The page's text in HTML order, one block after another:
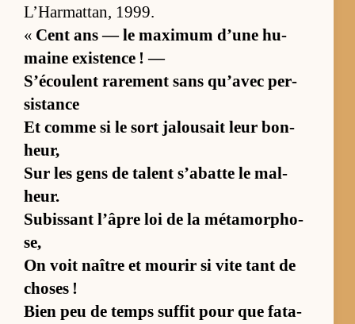
L’­Har­mat­tan, 1999.
« Cent ans — le maxi­mum d’une hu­
maine exis­tence ! —
S’écoulent ra­re­ment sans qu’avec per­
sis­tance
Et comme si le sort ja­lou­sait leur bon­
heur,
Sur les gens de ta­lent s’abatte le mal­
heur.
Su­bis­sant l’âpre loi de la mé­ta­mor­pho­
se,
On voit naître et mou­rir si vite tant de
choses !
Bien peu de temps suf­fit pour que fa­ta­